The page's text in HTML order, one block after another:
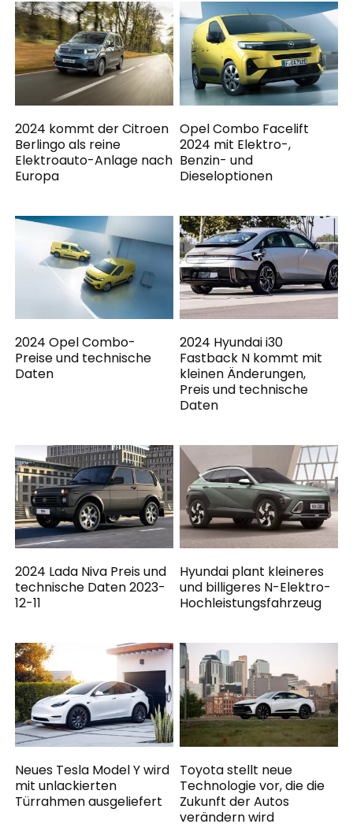
2024 kommt der Citroen
Berlingo als reine
Elektroauto-Anlage nach
Europa
Opel Combo Facelift
2024 mit Elektro-,
Benzin- und
Dieseloptionen
2024 Opel Combo-
Preise und technische
Daten
2024 Hyundai i30
Fastback N kommt mit
kleinen Änderungen,
Preis und technische
Daten
2024 Lada Niva Preis und
technische Daten 2023-
12-11
Hyundai plant kleineres
und billigeres N-Elektro-
Hochleistungsfahrzeug
Neues Tesla Model Y wird
mit unlackierten
Türrahmen ausgeliefert
Toyota stellt neue
Technologie vor, die die
Zukunft der Autos
verändern wird